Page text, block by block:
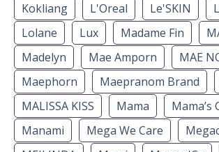
Kokliang
L'Oreal Le'SKIN
Lolane
Lux Madame Fin
Madelyn
Mae Amporn
MAE
Maephorn
Maepranom Brand
MALISSA KISS
Mama
Mama’s
Manami
Mega We Care